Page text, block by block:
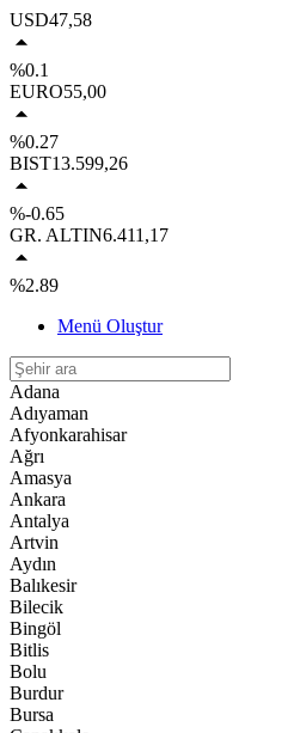
USD47,58
%0.1
EURO55,00
%0.27
BIST13.599,26
%-0.65
GR. ALTIN6.411,17
%2.89
Menü Oluştur
Adana
Adıyaman
Afyonkarahisar
Ağrı
Amasya
Ankara
Antalya
Artvin
Aydın
Balıkesir
Bilecik
Bingöl
Bitlis
Bolu
Burdur
Bursa